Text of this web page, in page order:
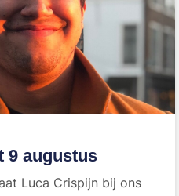
9 augustus
Luca Crispijn bij ons